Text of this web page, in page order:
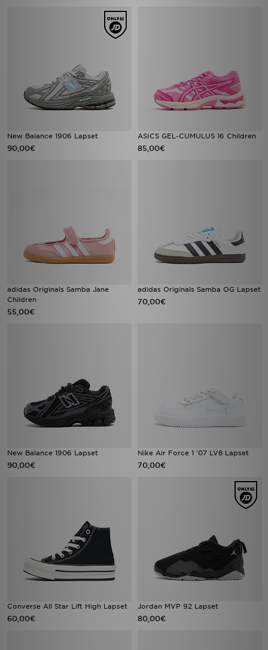
New Balance 1906 Lapset
90,00€
ASICS GEL-CUMULUS 16 Children
85,00€
adidas Originals Samba Jane
Children
55,00€
adidas Originals Samba OG Lapset
70,00€
New Balance 1906 Lapset
90,00€
Nike Air Force 1 '07 LV8 Lapset
70,00€
Converse All Star Lift High Lapset
60,00€
Jordan MVP 92 Lapset
80,00€